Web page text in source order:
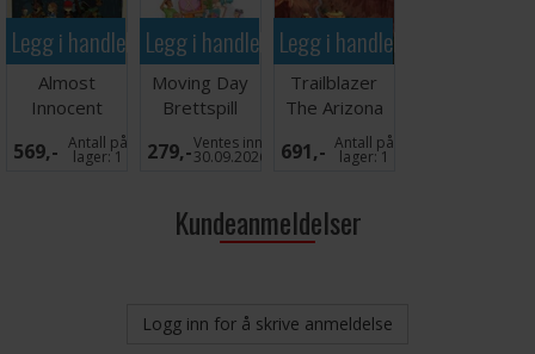
Legg i handlekurven
Almost
Innocent
Brettspill
569,- Antall på
lager:1
Legg i handlekurven
Moving Day
Brettspill
279,-Ventes inn
30.09.2026
Legg i handlekurven
Trailblazer
The Arizona
Trail Brettspill
691,- Antall på
lager:1
Kundeanmeldelser
Logg inn for å skrive anmeldelse